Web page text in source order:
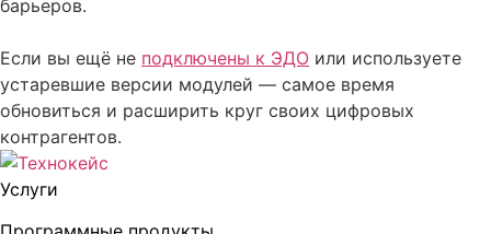
барьеров.
Если вы ещё не подключены к ЭДО или используете
устаревшие версии модулей — самое время
обновиться и расширить круг своих цифровых
контрагентов.
Услуги